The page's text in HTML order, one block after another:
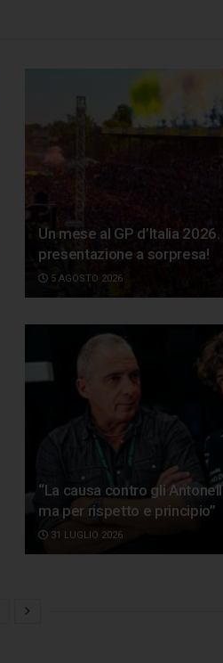
Un mese al GP d’Italia 2026.
presentazione a sorpresa!
5 AGOSTO 2026
“La causa contro gli
ma per rispetto e principio”
31 LUGLIO 2026